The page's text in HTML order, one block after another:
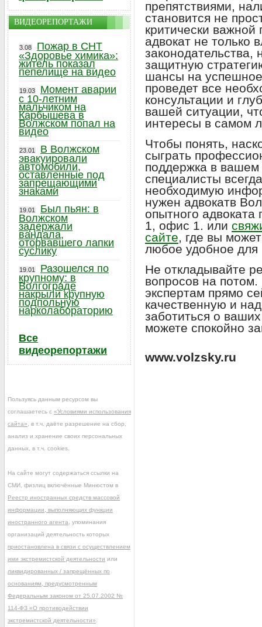
препятствиями,
становится не
критически
адвокат не только
законодательства,
защитную
шансы на
проведет все
консультации и
вашей ситуации,
интересы в самом
Чтобы понять,
сыграть
поддержка в
специалисты
необходимую
нужен адвокатв
опытного
1, офис 1. или
сайте, где вы
любое удобное для
Не откладывайте
вопросов на
экспертам прямо
качественную и
заботиться о
можете спокойно
www.volzsky.ru
ВИДЕОРЕПОРТАЖИ
3.08
Пожар в СНТ
«Здоровье химика»:
житель показал
пепелище на видео
19.03
Момент аварии
с 10-летним
мальчиком на
Карбышева в
Волжском попал на
видео
23.01
В Волжском
эвакуировали
автомобили,
оставленные под
запрещающими
знаками
19.01
Был пьян: в
Волжском
задержали
вандала,
оторвавшего лапки
суслику
19.01
Разошелся по
крупному: в
Волгограде
накрыли крупную
подпольную
нарколабораторию
Все
видеорепортажи
Пользуясь данным ресурсом вы
соглашаетесь с «Условиями использования
сайта» , в т.ч. даёте разрешение на сбор,
анализ и хранение своих персональных
данных, в т.ч. cookies.
На сайте могут содержаться ссылки на
СМИ, физлиц включённые Минюстом в
Реестр иностранных средств массовой
информации, выполняющих функции
иностранного агента , упоминания
организаций деятельность которых
приостановлена в связи с осуществлением
ими экстремистской деятельности или
ликвидированных / запрещённых по
основаниям, предусмотренным
Федеральным законом от 25.07.2002 №
114-ФЗ «О противодействии
экстремистской деятельности»